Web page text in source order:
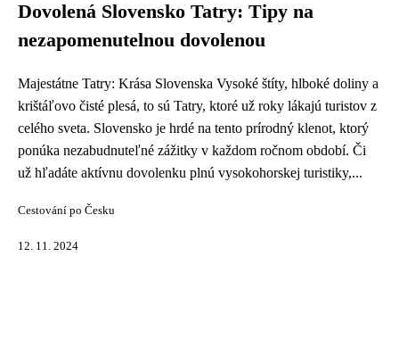
Dovolená Slovensko Tatry: Tipy na
nezapomenutelnou dovolenou
Majestátne Tatry: Krása Slovenska Vysoké štíty, hlboké doliny a
krištáľovo čisté plesá, to sú Tatry, ktoré už roky lákajú turistov z
celého sveta. Slovensko je hrdé na tento prírodný klenot, ktorý
ponúka nezabudnuteľné zážitky v každom ročnom období. Či
už hľadáte aktívnu dovolenku plnú vysokohorskej turistiky,...
Cestování po Česku
12. 11. 2024